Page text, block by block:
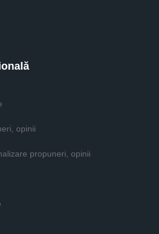
opinii
propuneri, opinii